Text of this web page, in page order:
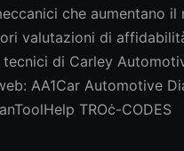
che aumentano il
valutazioni di
di Carley
AA1Car Automotive
TROċ-CODES